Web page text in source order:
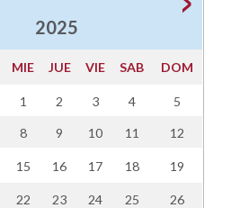
2025
MIE JUE VIE SAB DOM
1 2 3 4 5
8 9 10 11 12
15 16 17 18 19
22 23 24 25 26